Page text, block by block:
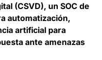
(CSVD), un SOC de
automatización,
artificial para
ante amenazas